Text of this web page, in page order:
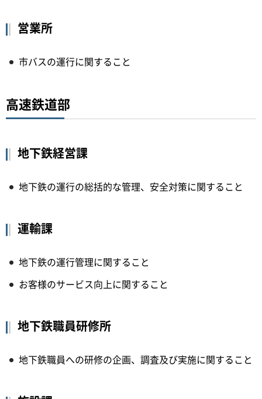
営業所
市バスの運行に関すること
高速鉄道部
地下鉄経営課
地下鉄の運行の総括的な管理、安全対策に関すること
運輸課
地下鉄の運行管理に関すること
お客様のサービス向上に関すること
地下鉄職員研修所
地下鉄職員への研修の企画、調査及び実施に関すること